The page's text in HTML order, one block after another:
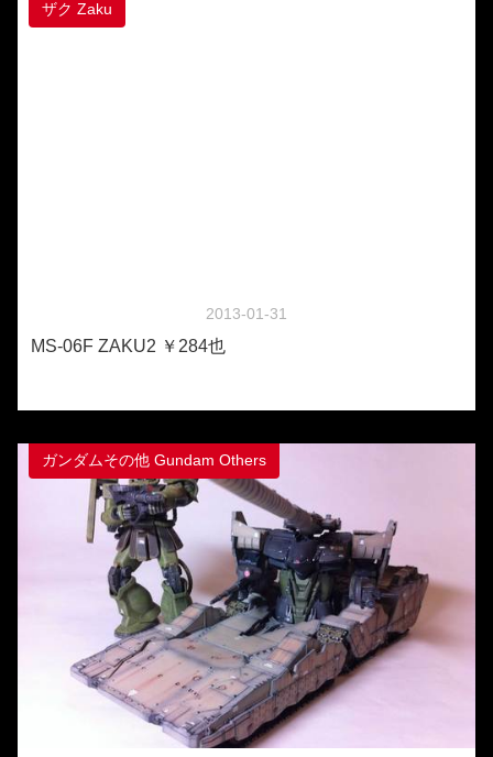
ザク Zaku
2013-01-31
MS-06F ZAKU2 ￥284也
ガンダムその他 Gundam Others